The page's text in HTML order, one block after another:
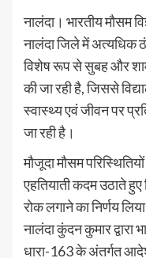
नालंदा। भारतीय मौसम
नालंदा जिले में अत्यधिक
विशेष रूप से सुबह और शाम
की जा रही है, जिससे
स्वास्थ्य एवं जीवन पर
जा रही है।
मौजूदा मौसम
एहतियाती कदम उठाते हुए
रोक लगाने का निर्णय
नालंदा कुंदन कुमार द्वारा
धारा-163 के अंतर्गत